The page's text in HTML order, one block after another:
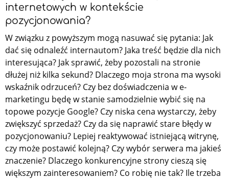
internetowych w kontekście
pozycjonowania?
W związku z powyższym mogą nasuwać się pytania: Jak
dać się odnaleźć internautom? Jaka treść będzie dla nich
interesująca? Jak sprawić, żeby pozostali na stronie
dłużej niż kilka sekund? Dlaczego moja strona ma wysoki
wskaźnik odrzuceń? Czy bez doświadczenia w e-
marketingu będę w stanie samodzielnie wybić się na
topowe pozycje Google? Czy niska cena wystarczy, żeby
zwiększyć sprzedaż? Czy da się naprawić stare błędy w
pozycjonowaniu? Lepiej reaktywować istniejącą witrynę,
czy może postawić kolejną? Czy wybór serwera ma jakieś
znaczenie? Dlaczego konkurencyjne strony cieszą się
większym zainteresowaniem? Co robię nie tak? Ile trzeba